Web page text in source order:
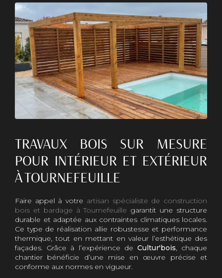
TRAVAUX BOIS SUR MESURE
POUR INTÉRIEUR ET EXTÉRIEUR
À TOURNEFEUILLE
Faire appel à votre artisan spécialiste de construction
bois et bardage à Tournefeuille garantit une structure
durable et adaptée aux contraintes climatiques locales.
Ce type de réalisation allie robustesse et performance
thermique, tout en mettant en valeur l’esthétique des
façades. Grâce à l’expérience de Cultur'bois, chaque
chantier bénéficie d’une mise en œuvre précise et
conforme aux normes en vigueur.